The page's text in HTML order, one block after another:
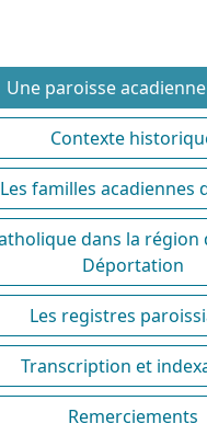
Une paroisse
Contexte
Les familles acadiennes
dans la région
Déportation
Les registres
Transcription et
Remerciements